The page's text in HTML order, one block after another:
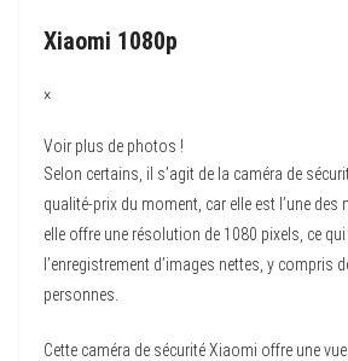
Xiaomi 1080p
×
Voir plus de photos !
Selon certains, il s’agit de la caméra de
qualité-prix du moment, car elle est l’une des
elle offre une résolution de 1080 pixels, ce
l’enregistrement d’images nettes, y compris
personnes.
Cette caméra de sécurité Xiaomi offre une